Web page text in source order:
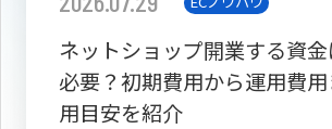
ネットショップ開業する資
必要？初期費用から運用費
用目安を紹介